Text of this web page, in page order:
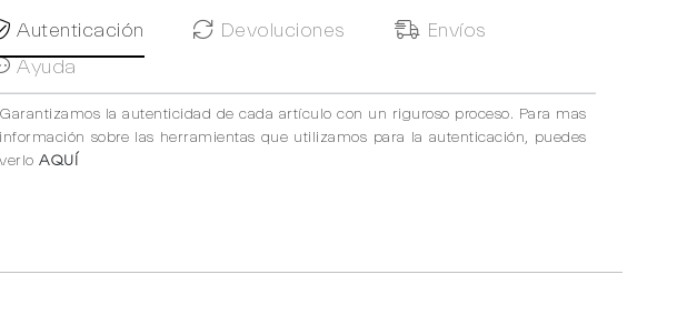
Autenticación Devoluciones
Envíos
Ayuda
Garantizamos la autenticidad de cada artículo con un riguroso proceso. Para mas
información sobre las herramientas que utilizamos para la autenticación, puedes
verlo AQUÍ